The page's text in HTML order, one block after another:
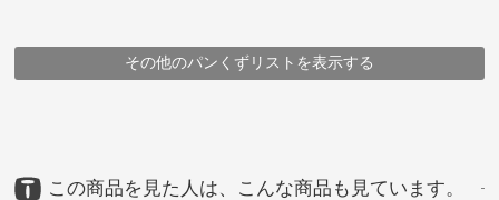
その他のパンくずリストを表示する
この商品を見た人は、こんな商品も見ています。